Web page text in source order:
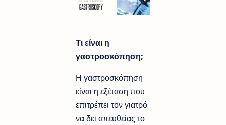
Τι είναι η
γαστροσκόπηση;
Η γαστροσκόπηση
είναι η εξέταση που
επιτρέπει τον γιατρό
να δει απευθείας το